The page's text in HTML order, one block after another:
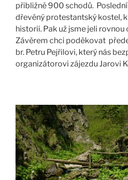
přibližně 900 schodů.
dřevěný protestantský kostel,
historii. Pak už jsme jeli rovnou
Závěrem chci poděkovat
br. Petru Pejřilovi, který nás
organizátorovi zájezdu Jarovi